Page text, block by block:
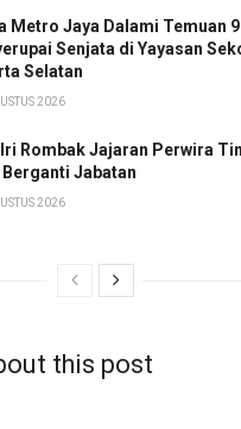
Metro Jaya Dalami Temuan
Senjata di Yayasan
Selatan
2026
Rombak Jajaran Perwira
Jabatan
2026
this post